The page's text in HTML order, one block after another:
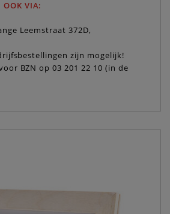
OOK VIA:
Leemstraat 372D,
zijn mogelijk!
BZN op 03 201 22 10 (in de